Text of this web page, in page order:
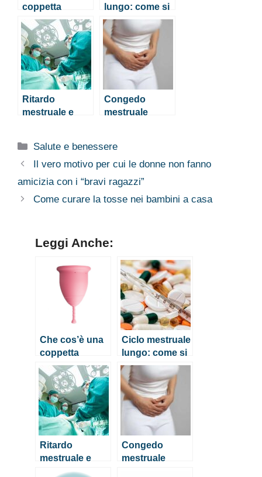
coppetta
mestruale?
lungo: come si
spiega?
Ritardo
mestruale e
Congedo
mestruale
funzionerebbe
Categorie
Salute e benessere
Il vero motivo per cui le donne non fanno
amicizia con i “bravi ragazzi”
Come curare la tosse nei bambini a casa
Leggi Anche:
Che cos’è una
coppetta
mestruale?
Ciclo mestruale
lungo: come si
spiega?
Ritardo
mestruale e
pancia gonfia
Congedo
mestruale